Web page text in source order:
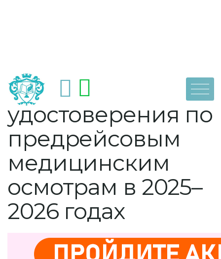
Skip
content
dpoaps
Срок действия
удостоверения по
предрейсовым
медицинским
осмотрам в 2025–
2026 годах